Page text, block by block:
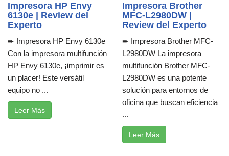
Impresora HP Envy
6130e | Review del
Experto
➨ Impresora HP Envy 6130e
Con la impresora multifunción
HP Envy 6130e, ¡imprimir es
un placer! Este versátil
equipo no ...
Leer Más
Impresora Brother
MFC-L2980DW |
Review del Experto
➨ Impresora Brother MFC-
L2980DW La impresora
multifunción Brother MFC-
L2980DW es una potente
solución para entornos de
oficina que buscan eficiencia
...
Leer Más